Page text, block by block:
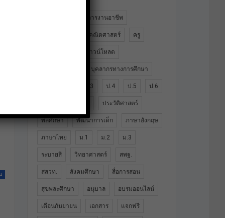
การงานอาชีพ
คณิตศาสตร์ ครู
ดาวน์โหลด
บุคลากรทางการศึกษา
ป.3 ป.4 ป.5 ป.6
ประวัติศาสตร์
พลศึกษา พัฒนาการเด็ก ภาษาอังกฤษ
ภาษาไทย ม.1 ม.2 ม.3
ระบายสี วิทยาศาสตร์ สพฐ.
สสวท. สังคมศึกษา สื่อการสอน
สุขพละศึกษา อนุบาล อบรมออนไลน์
เดือนกันยายน เอกสาร แจกฟรี